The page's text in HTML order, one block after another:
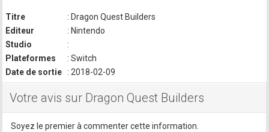
Titre
: Dragon Quest Builders
Editeur
: Nintendo
Studio
:
Plateformes
: Switch
Date de sortie
: 2018-02-09
Votre avis sur Dragon Quest Builders
Soyez le premier à commenter cette information.